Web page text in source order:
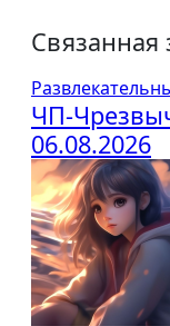
Связанная
ЧП-
06.08.2026